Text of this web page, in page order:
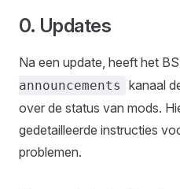
0. Updates
Na een update, heeft het
announcements
kanaal
over de status van mods.
gedetailleerde instructies
problemen.